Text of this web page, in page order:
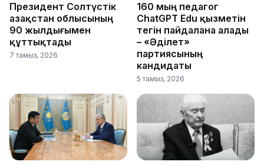
Президент Солтүстік
Қазақстан облысының
90 жылдығымен
құттықтады
7 тамыз, 2026
160 мың педагог
ChatGPT Edu қызметін
тегін пайдалана алады
– «Әділет»
партиясының
кандидаты
5 тамыз, 2026